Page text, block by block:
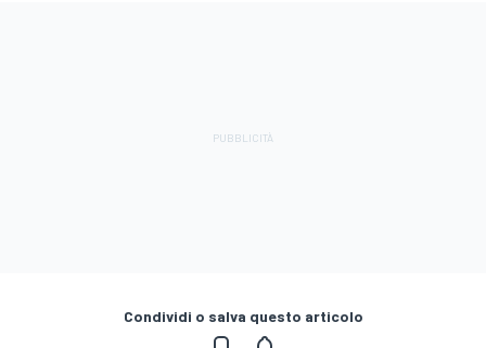
Condividi o salva questo articolo